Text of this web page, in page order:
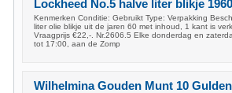
Lockheed No.5 halve liter blikje
Kenmerken Conditie: Gebruikt Type: Verpakking
liter olie blikje uit de jaren 60 met inhoud, 1 kant is
Vraagprijs €22,-. Nr.2606.5 Elke donderdag en
tot 17:00, aan de Zomp
Wilhelmina Gouden Munt 10